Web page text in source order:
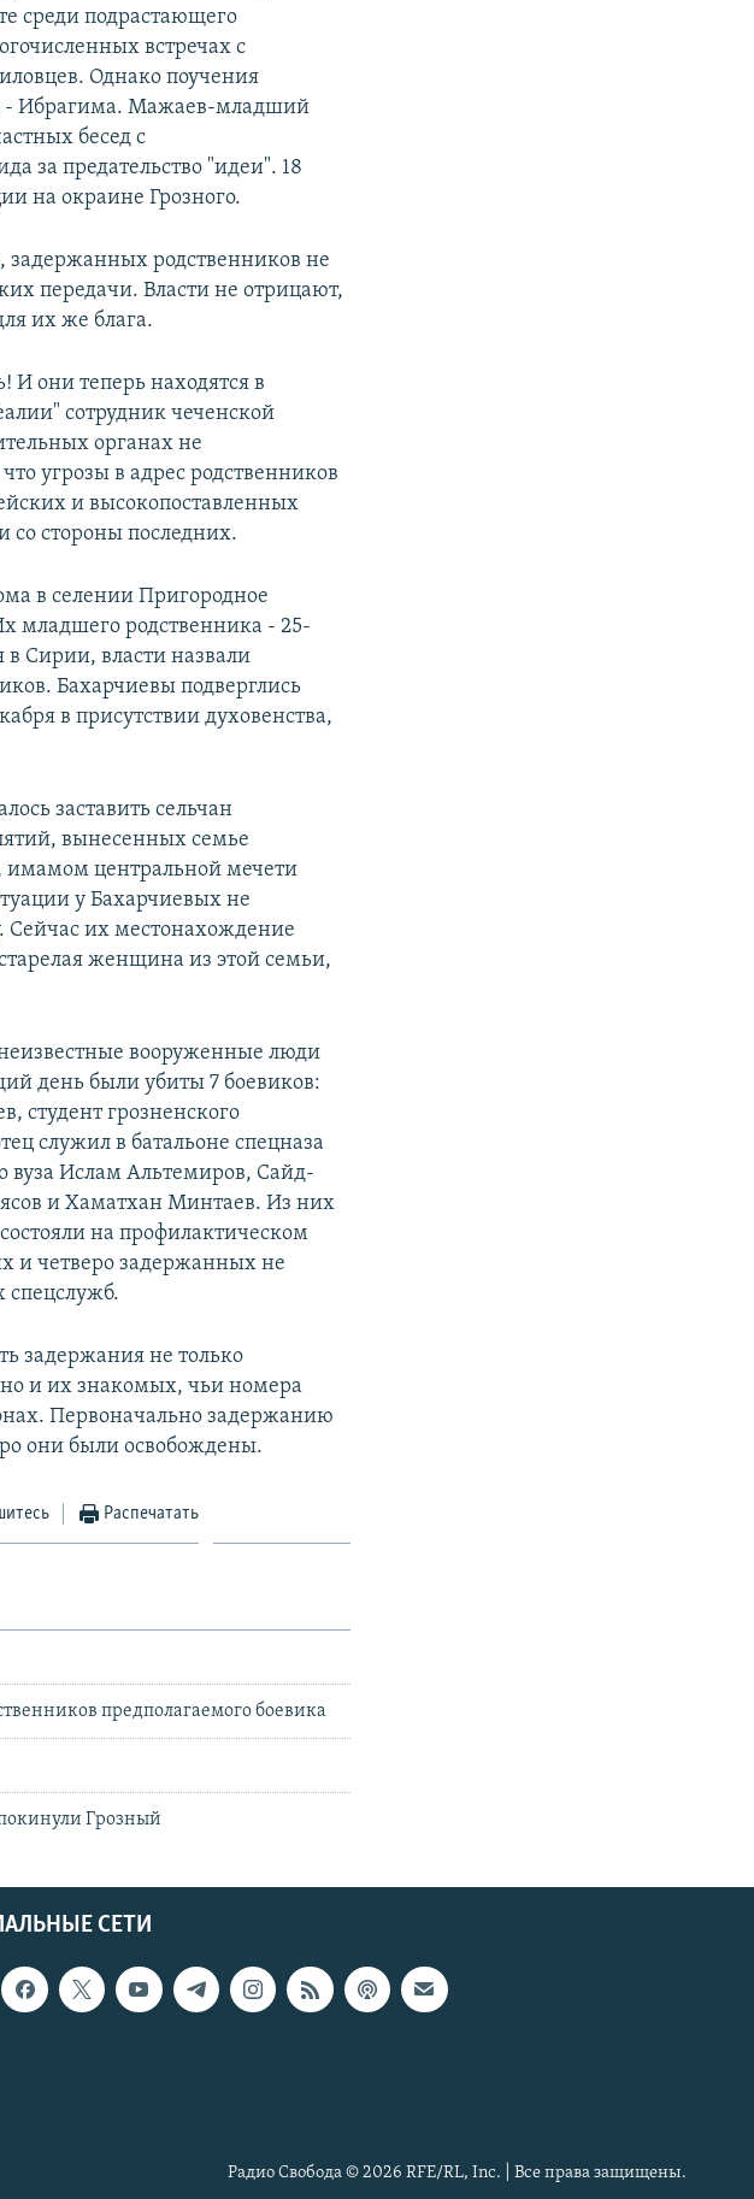
среди подрастающего
встречах с
Однако поучения
- Ибрагима. Мажаев-младший
бесед с
за предательство "идеи". 18
на окраине Грозного.
родственников не
передачи. Власти не отрицают,
их же блага.
И они теперь находятся в
сотрудник чеченской
органах не
угрозы в адрес родственников
и высокопоставленных
со стороны последних.
в селении Пригородное
младшего родственника - 25-
в Сирии, власти назвали
Бахарчиевы подверглись
в присутствии духовенства,
заставить сельчан
вынесенных семье
центральной мечети
у Бахарчиевых не
Сейчас их местонахождение
женщина из этой семьи,
вооруженные люди
день были убиты 7 боевиков:
студент грозненского
служил в батальоне спецназа
вуза Ислам Альтемиров, Сайд-
и Хаматхан Минтаев. Из них
на профилактическом
и четверо задержанных не
спецслужб.
задержания не только
и их знакомых, чьи номера
Первоначально задержанию
они были освобождены.
Распечатать
предполагаемого боевика
Грозный
СЕТИ
Радио Свобода © 2026 RFE/RL, Inc. | Все права защищены.